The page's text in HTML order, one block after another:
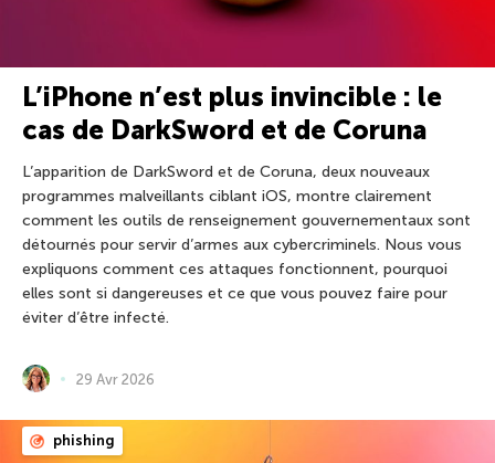
L’iPhone n’est plus invincible : le
cas de DarkSword et de Coruna
L’apparition de DarkSword et de Coruna, deux nouveaux
programmes malveillants ciblant iOS, montre clairement
comment les outils de renseignement gouvernementaux sont
détournés pour servir d’armes aux cybercriminels. Nous vous
expliquons comment ces attaques fonctionnent, pourquoi
elles sont si dangereuses et ce que vous pouvez faire pour
éviter d’être infecté.
29 Avr 2026
phishing